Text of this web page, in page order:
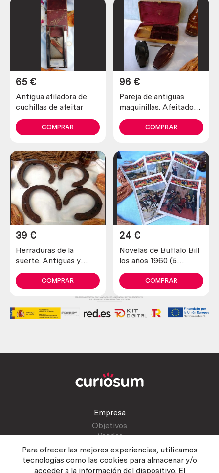
Para ofrecer las mejores experiencias, utilizamos
tecnologías como las cookies para almacenar y/o
acceder a la información del dispositivo. El
Antigua afiladora de
cuchillas de afeitar
65 €
COMPRAR
Pareja de antiguas
maquinillas. Afeitadora
schick.
96 €
COMPRAR
Herraduras de la
suerte. Antiguas y
unidades)
39 €
COMPRAR
Novelas de Buffalo Bill
los años 1960 (5
24 €
COMPRAR
Empresa
Objetivos
Vender